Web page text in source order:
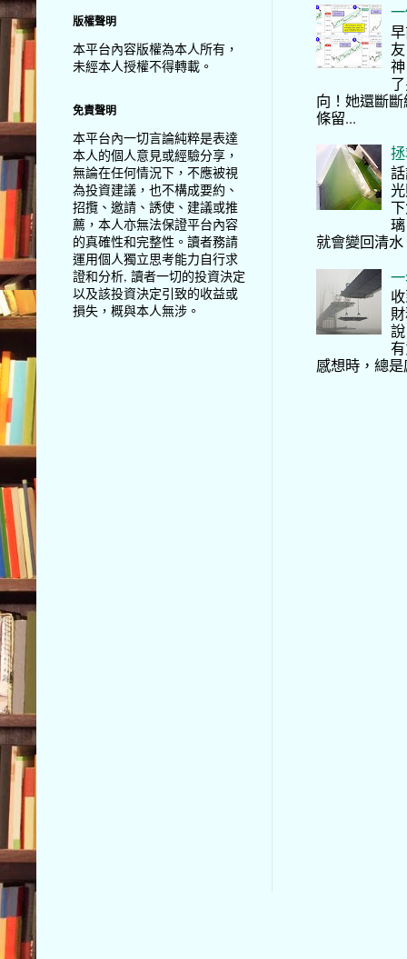
向！她還斷
條留...
就會變回清
感想時，總
版權聲明
本平台內容版權為本人所有，
未經本人授權不得轉載。
免責聲明
本平台內一切言論純粹是表達
本人的個人意見或經驗分享，
無論在任何情況下，不應被視
為投資建議，也不構成要約、
招攬、邀請、誘使、建議或推
薦，本人亦無法保證平台內容
的真確性和完整性。讀者務請
運用個人獨立思考能力自行求
證和分析, 讀者一切的投資決定
以及該投資決定引致的收益或
損失，概與本人無涉。